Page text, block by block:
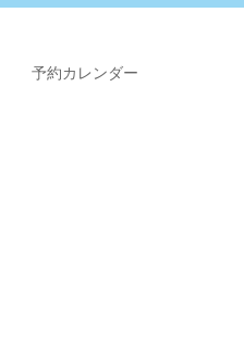
予約カレンダー